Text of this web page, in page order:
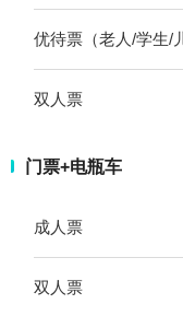
优待票（老人/学生/
双人票
门票+电瓶车
成人票
双人票